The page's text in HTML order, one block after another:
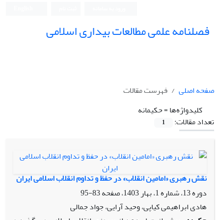
فصلنامه علمی مطالعات بیداری اسلامی
صفحه اصلی
فهرست مقالات
کلیدواژه‌ها =حکیمانه
تعداد مقالات:
1
نقش رهبری «امامین انقلاب» در حفظ و تداوم انقلاب اسلامی ایران
دوره 13، شماره 1، بهار 1403، صفحه
83-95
هادی ابراهیمی کیاپی، وحید آرایی، جواد جمالی